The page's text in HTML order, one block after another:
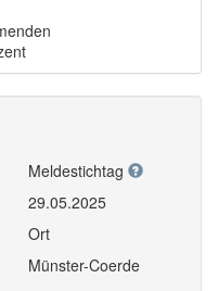
Meldestichtag
29.05.2025
Ort
Münster-Coerde